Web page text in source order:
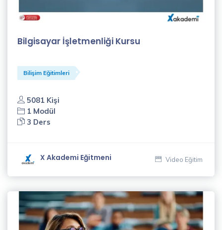
Bilgisayar İşletmenliği Kursu
Bilişim Eğitimleri
5081 Kişi
1 Modül
3 Ders
X Akademi Eğitmeni Video Eğitim